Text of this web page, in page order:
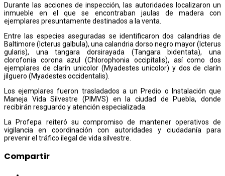
Durante las acciones de inspección, las autoridades localizaron un
inmueble en el que se encontraban jaulas de madera con
ejemplares presuntamente destinados a la venta.
Entre las especies aseguradas se identificaron dos calandrias de
Baltimore (Icterus galbula), una calandria dorso negro mayor (Icterus
gularis), una tangara dorsirayada (Tangara bidentata), una
clorofonia corona azul (Chlorophonia occipitalis), así como dos
ejemplares de clarín unicolor (Myadestes unicolor) y dos de clarín
jilguero (Myadestes occidentalis).
Los ejemplares fueron trasladados a un Predio o Instalación que
Maneja Vida Silvestre (PIMVS) en la ciudad de Puebla, donde
recibirán resguardo y atención especializada.
La Profepa reiteró su compromiso de mantener operativos de
vigilancia en coordinación con autoridades y ciudadanía para
prevenir el tráfico ilegal de vida silvestre.
Compartir